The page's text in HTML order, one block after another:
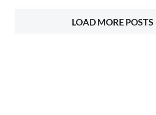
LOAD MORE POSTS